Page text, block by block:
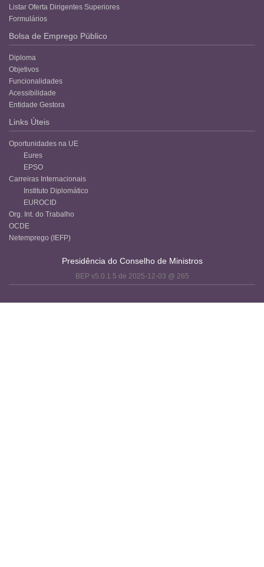
Listar Oferta Dirigentes Superiores
Formulários
Bolsa de Emprego Público
Diploma
Objetivos
Funcionalidades
Acessibilidade
Entidade Gestora
Links Úteis
Oportunidades na UE
Eures
EPSO
Carreiras Internacionais
Instituto Diplomático
EUROCID
Org. Int. do Trabalho
OCDE
Netemprego (IEFP)
Presidência do Conselho de Ministros
BEP v5.0.1.5 de 2025-12-03 @ 265